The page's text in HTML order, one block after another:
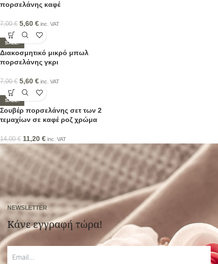
πορσελάνης καφέ
7,00€ 5,60 € inc. VAT
SALE!
Διακοσμητικό μικρό μπωλ
πορσελάνης γκρι
7,00€ 5,60 € inc. VAT
SALE!
Σουβέρ πορσελάνης σετ των 2
τεμαχίων σε καφέ ροζ χρώμα
14,00€ 11,20 € inc. VAT
NEWSLETTER
Κάνε εγγραφή τώρα!